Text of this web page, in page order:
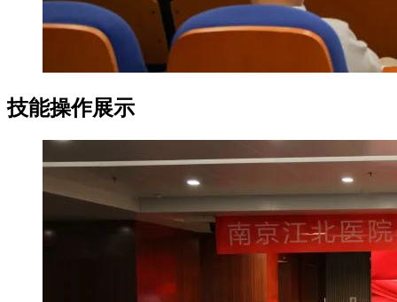
技能操作展示